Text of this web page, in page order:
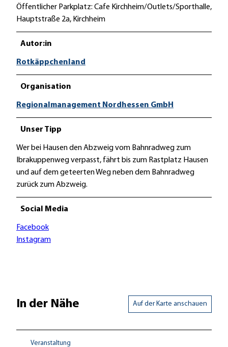
Öffentlicher Parkplatz: Cafe Kirchheim/Outlets/Sporthalle,
Hauptstraße 2a, Kirchheim
Autor:in
Rotkäppchenland
Organisation
Regionalmanagement Nordhessen GmbH
Unser Tipp
Wer bei Hausen den Abzweig vom Bahnradweg zum
Ibrakuppenweg verpasst, fährt bis zum Rastplatz Hausen
und auf dem geteerten Weg neben dem Bahnradweg
zurück zum Abzweig.
Social Media
Facebook
Instagram
In der Nähe Auf der Karte anschauen
Veranstaltung